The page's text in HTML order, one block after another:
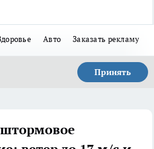
Авто Заказать рекламу
Принять